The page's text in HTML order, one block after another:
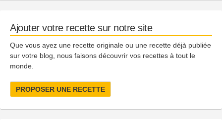
Ajouter votre recette sur notre site
Que vous ayez une recette originale ou une recette déjà publiée
sur votre blog, nous faisons découvrir vos recettes à tout le
monde.
PROPOSER UNE RECETTE